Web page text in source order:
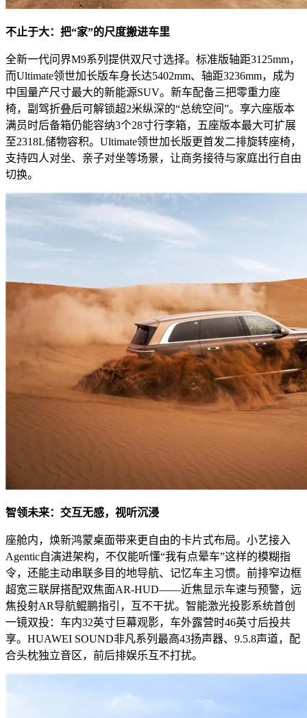
不止于大：把“家”的尺度搬进车里
全新一代问界M9系列提供双尺寸选择。标准版轴距3125mm，
而Ultimate领世加长版车身长达5402mm、轴距3236mm，成为
中国量产尺寸最大的新能源SUV。新车配备三把零重力座
椅，副驾折叠后可解锁超2米纵深的“总统空间”。享六座版本
满员时后备箱仍能容纳3个28寸行李箱，五座版本最大可扩展
至2318L储物容积。Ultimate领世加长版更首发二排旋转座椅，
支持四人对坐、亲子对坐等场景，让商务接待与家庭出行自由
切换。
智领未来：交互无感，视听沉浸
座舱内，焕新鸿蒙桌面带来更自由的卡片式布局。小艺接入
Agentic自演进架构，不仅能听懂“我有点晕车”这样的模糊指
令，还能主动串联多目的地导航、记忆车主习惯。前排窄边框
超宽三联屏搭配双焦面AR-HUD——近焦显示车速与预警，远
焦投射AR导航鲲鹏指引，互不干扰。智能激光投影系统首创
一镜双投：车内32英寸巨幕观影，车外露营时46英寸后投共
享。HUAWEI SOUND非凡系列最高43扬声器、9.5.8声道，配
合头枕独立音区，前后排娱乐互不打扰。